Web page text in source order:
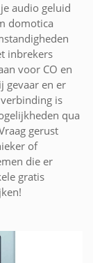
audio geluid
domotica
inbrekers
voor CO en
gevaar en er
is
qua
gerust
of
die er
gratis